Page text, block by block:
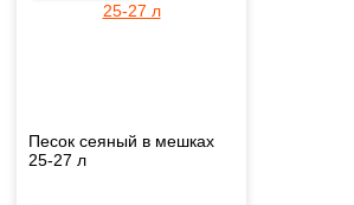
Песок сеяный в мешках
25-27 л